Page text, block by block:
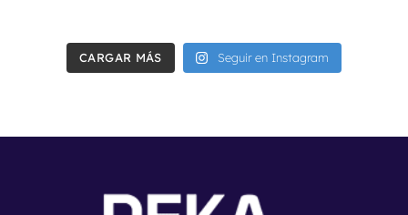
CARGAR MÁS Seguir en Instagram